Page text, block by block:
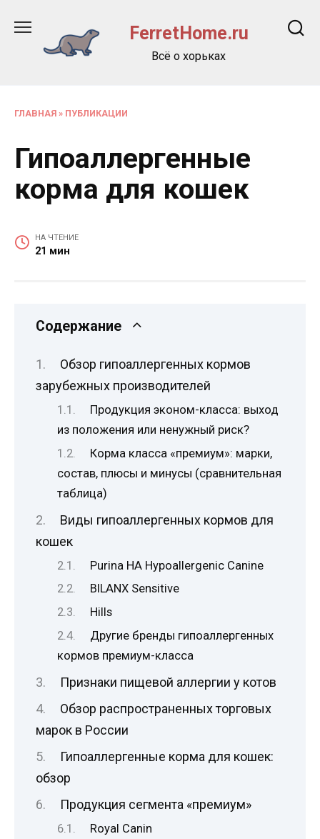
содержанию
FerretHome.ru
Всё о хорьках
ГЛАВНАЯ » ПУБЛИКАЦИИ
Гипоаллергенные
корма для кошек
НА ЧТЕНИЕ
21 мин
Содержание
Обзор гипоаллергенных кормов
зарубежных производителей
Продукция эконом-класса: выход
из положения или ненужный риск?
Корма класса «премиум»: марки,
состав, плюсы и минусы (сравнительная
таблица)
Виды гипоаллергенных кормов для
кошек
Purina HA Hypoallergenic Canine
BILANX Sensitive
Hills
Другие бренды гипоаллергенных
кормов премиум-класса
Признаки пищевой аллергии у котов
Обзор распространенных торговых
марок в России
Гипоаллергенные корма для кошек:
обзор
Продукция сегмента «премиум»
Royal Canin